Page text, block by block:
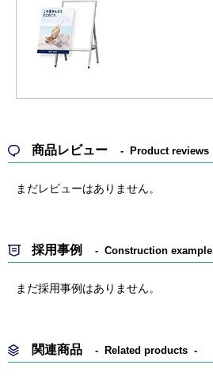
商品レビュー Product reviews
まだレビューはありません。
採用事例 Construction example
まだ採用事例はありません。
関連商品 Related products